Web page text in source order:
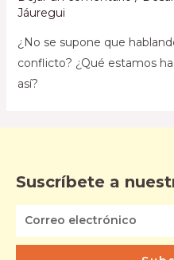
Jáuregui
¿No se supone que
conflicto? ¿Qué estamos
así?
Suscríbete a